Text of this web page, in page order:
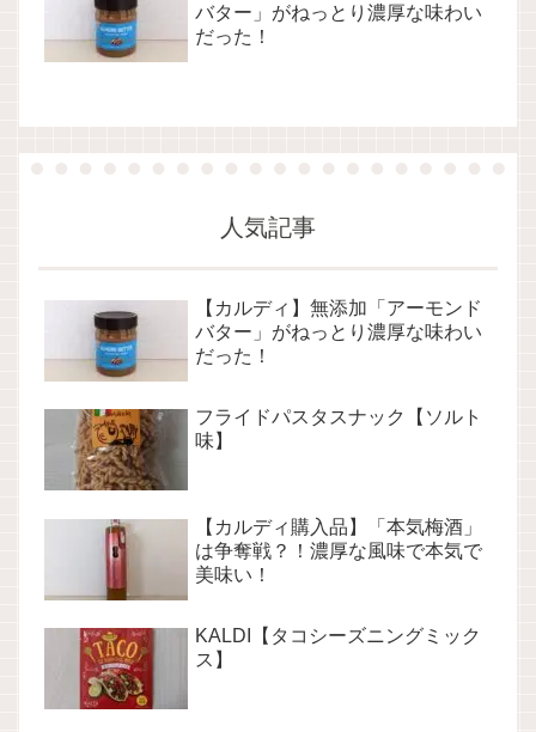
バター」がねっとり濃厚な味わい
だった！
人気記事
【カルディ】無添加「アーモンド
バター」がねっとり濃厚な味わい
だった！
フライドパスタスナック【ソルト
味】
【カルディ購入品】「本気梅酒」
は争奪戦？！濃厚な風味で本気で
美味い！
KALDI【タコシーズニングミック
ス】